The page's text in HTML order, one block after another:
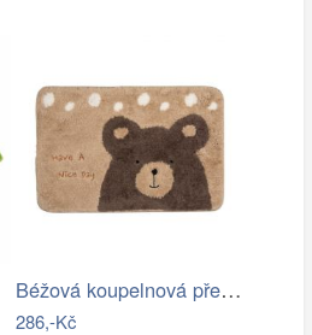
Béžová koupelnová předložka s medvídkem…
286,-Kč